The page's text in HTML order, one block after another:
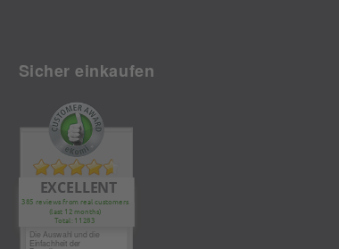
Sicher einkaufen
EXCELLENT
385 reviews from real customers
(last 12 months)
Total: 11283
Die Auswahl und die
Einfachheit der